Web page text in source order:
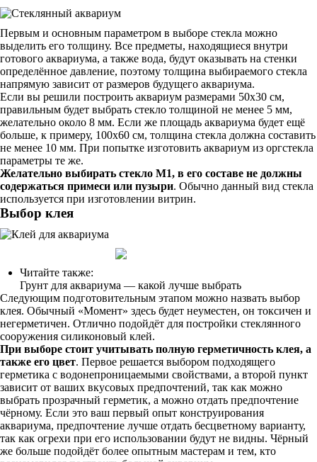
Первым и основным параметром в выборе стекла можно
выделить его толщину. Все предметы, находящиеся внутри
готового аквариума, а также вода, будут оказывать на стенки
определённое давление, поэтому толщина выбираемого стекла
напрямую зависит от размеров будущего аквариума.
Если вы решили построить аквариум размерами 50х30 см,
правильным будет выбрать стекло толщиной не менее 5 мм,
желательно около 8 мм. Если же площадь аквариума будет ещё
больше, к примеру, 100х60 см, толщина стекла должна составить
не менее 10 мм. При попытке изготовить аквариум из оргстекла
параметры те же.
Желательно выбирать стекло М1, в его составе не должны
содержаться примеси или пузыри. Обычно данный вид стекла
используется при изготовлении витрин.
Выбор клея
Читайте также:
Грунт для аквариума — какой лучше выбрать
Следующим подготовительным этапом можно назвать выбор
клея. Обычный «Момент» здесь будет неуместен, он токсичен и
негерметичен. Отлично подойдёт для постройки стеклянного
сооружения силиконовый клей.
При выборе стоит учитывать полную герметичность клея, а
также его цвет. Первое решается выбором подходящего
герметика с водонепроницаемыми свойствами, а второй пункт
зависит от ваших вкусовых предпочтений, так как можно
выбрать прозрачный герметик, а можно отдать предпочтение
чёрному. Если это ваш первый опыт конструирования
аквариума, предпочтение лучше отдать бесцветному варианту,
так как огрехи при его использовании будут не видны. Чёрный
же больше подойдёт более опытным мастерам и тем, кто